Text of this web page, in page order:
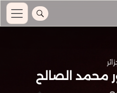
محمد الصالح